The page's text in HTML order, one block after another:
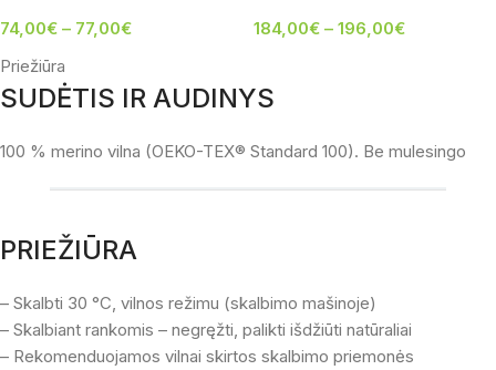
74,00€ – 77,00€ 184,00€ – 196,00€
Priežiūra
SUDĖTIS IR AUDINYS
100 % merino vilna (OEKO-TEX® Standard 100). Be mulesingo
PRIEŽIŪRA
– Skalbti 30 °C, vilnos režimu (skalbimo mašinoje)
– Skalbiant rankomis – negręžti, palikti išdžiūti natūraliai
– Rekomenduojamos vilnai skirtos skalbimo priemonės